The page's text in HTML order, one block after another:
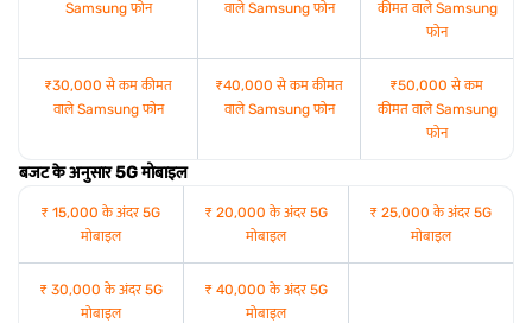
Samsung फोन
वाले Samsung फोन
कीमत वाले Samsung
फोन
₹30,000 से कम कीमत
वाले Samsung फोन
₹40,000 से कम कीमत
वाले Samsung फोन
₹50,000 से कम
कीमत वाले Samsung
फोन
बजट के अनुसार 5G मोबाइल
₹ 15,000 के अंदर 5G
मोबाइल
₹ 20,000 के अंदर 5G
मोबाइल
₹ 25,000 के अंदर 5G
मोबाइल
₹ 30,000 के अंदर 5G
मोबाइल
₹ 40,000 के अंदर 5G
मोबाइल